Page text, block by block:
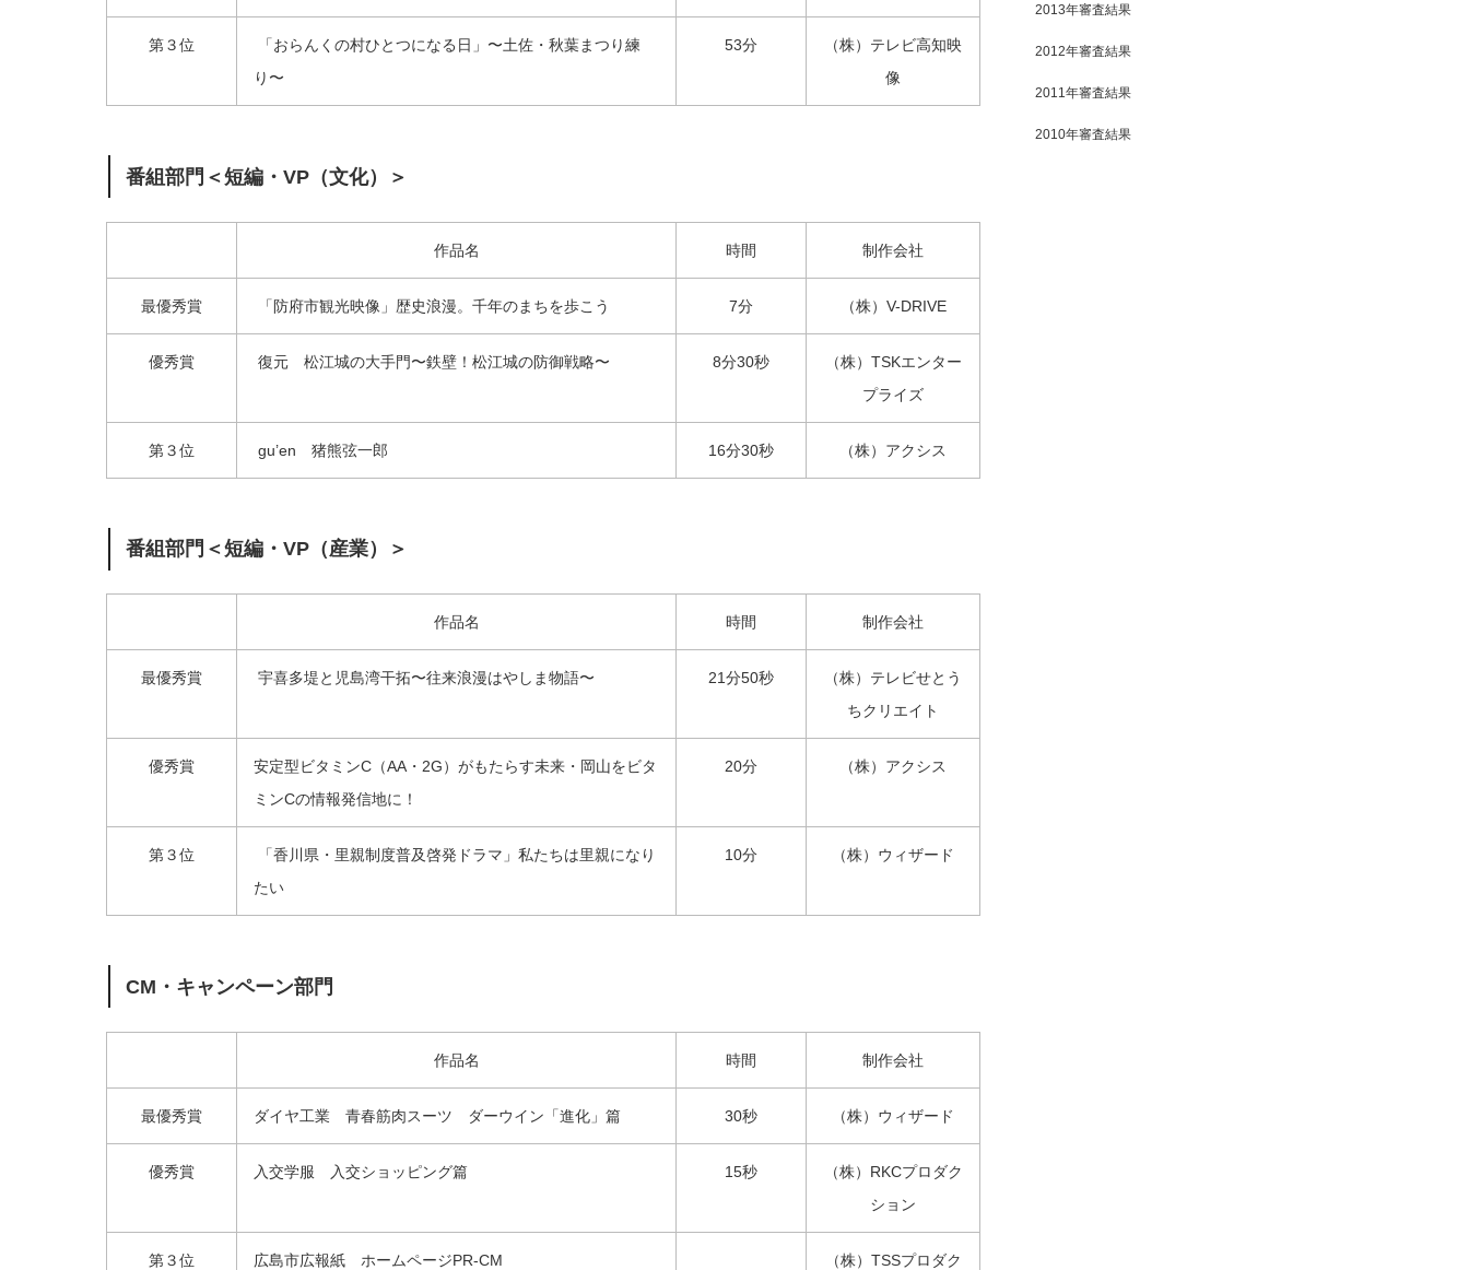
第３位
「おらんくの村ひとつになる日」〜土佐・秋葉まつり練
り〜
53分
（株）テレビ高知映
像
番組部門＜短編・VP（文化）＞
作品名 時間 制作会社
最優秀賞 「防府市観光映像」歴史浪漫。千年のまちを歩こう 7分 （株）V-DRIVE
優秀賞 復元 松江城の大手門〜鉄壁！松江城の防御戦略〜 8分30秒
（株）TSKエンター
プライズ
第３位 gu’en 猪熊弦一郎 16分30秒 （株）アクシス
番組部門＜短編・VP（産業）＞
作品名 時間 制作会社
最優秀賞 宇喜多堤と児島湾干拓〜往来浪漫はやしま物語〜 21分50秒
（株）テレビせとう
ちクリエイト
優秀賞
安定型ビタミンC（AA・2G）がもたらす未来・岡山をビタ
ミンCの情報発信地に！
20分 （株）アクシス
第３位
「香川県・里親制度普及啓発ドラマ」私たちは里親になり
たい
10分 （株）ウィザード
CM・キャンペーン部門
作品名 時間 制作会社
最優秀賞 ダイヤ工業 青春筋肉スーツ ダーウイン「進化」篇 30秒 （株）ウィザード
優秀賞 入交学服 入交ショッピング篇 15秒
（株）RKCプロダク
ション
第３位
広島市広報紙 ホームページPR-CM
（株）TSSプロダク
2013年審査結果
2012年審査結果
2011年審査結果
2010年審査結果